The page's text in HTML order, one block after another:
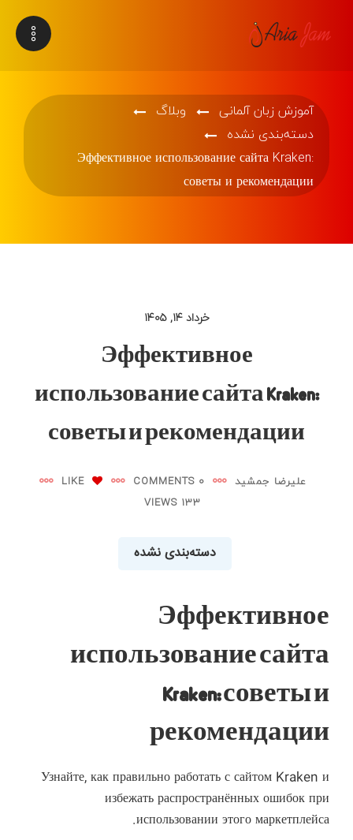
آموزش زبان آلمانی
وبلاگ
دسته‌بندی نشده
Эффективное использование сайта Kraken:
советы и рекомендации
خرداد ۱۴, ۱۴۰۵
Эффективное
использование сайта Kraken:
советы и рекомендации
علیرضا جمشید 0 COMMENTS
LIKE
133 VIEWS
دسته‌بندی نشده
Эффективное
использование сайта
Kraken: советы и
рекомендации
Узнайте, как правильно работать с сайтом Kraken и
избежать распространённых ошибок при
использовании этого маркетплейса.